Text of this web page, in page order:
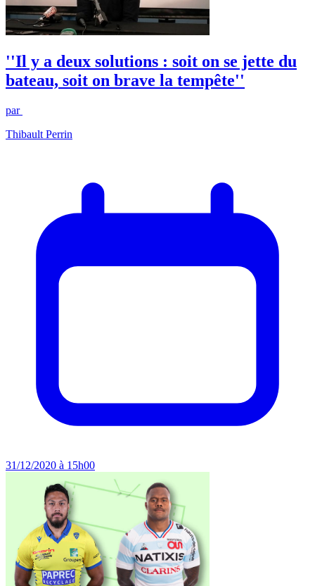
''Il y a deux solutions : soit on se jette du
bateau, soit on brave la tempête''
par
Thibault Perrin
31/12/2020 à 15h00